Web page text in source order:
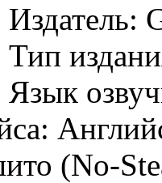
Издатель:
Тип
Язык
(No-